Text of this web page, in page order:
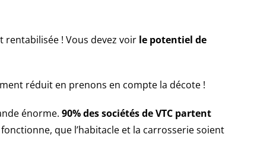
rentabilisée ! Vous devez voir le potentiel de
réduit en prenons en compte la décote !
énorme. 90% des sociétés de VTC partent
que l’habitacle et la carrosserie soient